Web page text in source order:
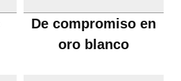
De compromiso en
oro blanco